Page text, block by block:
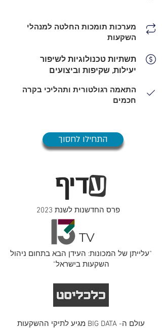
מערכות תומכות החלטה למנהלי
השקעות
תשתיות טכנולוגיות לשיפור
יעילות, שקיפות וביצועים
התאמה רגולטורית ותהליכי בקרה
חכמים
התחילו לחסוך
TV
"עלייתן של המכונות: העידן הבא בתחום ניהול
השקעות בישראל"
פרס החדשנות לשנת 2023
עולם ה- BIG DATA מגיע לתיקי ההשקעות